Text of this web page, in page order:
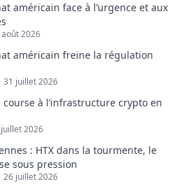
américain face à l’urgence et aux
2026
américain freine la régulation
31 juillet 2026
à l’infrastructure crypto en
2026
: HTX dans la tourmente, le
sous pression
26 juillet 2026